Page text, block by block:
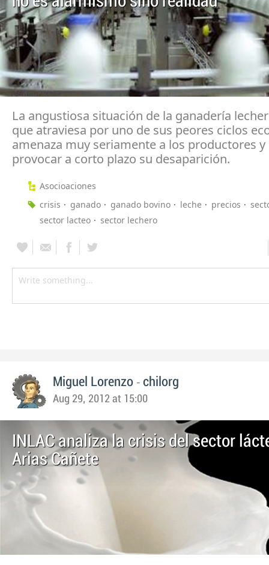
La angustiosa situación de la ganadería
que atraviesa por uno de sus peores ciclos
amenaza muy seriamente a los productores y
provocar a corto plazo su desaparición.
Asocioaciones
crisis
ganado ganado bovino leche precios
sector lacteo
sector lechero
Miguel Lorenzo - chilorg
Aug 29, 2012 at 15:00
INLAC analiza la crisis del sector
Arias Cañete